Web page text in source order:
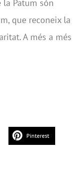
Patum són
que reconeix la
A més a més
Pinterest